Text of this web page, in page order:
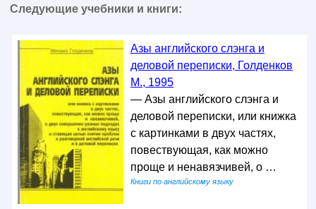
Следующие учебники и книги:
Азы английского слэнга и
деловой переписки, Голденков
М., 1995
— Азы английского слэнга и
деловой переписки, или книжка
с картинками в двух частях,
повествующая, как можно
проще и ненавязчивей, о …
Книги по английскому языку